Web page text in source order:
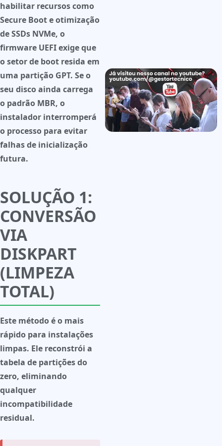
habilitar recursos como
Secure Boote otimização
de SSDs NVMe, o
firmware UEFI exige que
o setor de boot resida em
uma partição GPT. Se o
seu disco ainda carrega
o padrão MBR, o
instalador interromperá
o processo para evitar
falhas de inicialização
futura.
SOLUÇÃO 1:
CONVERSÃO
VIA
DISKPART
(LIMPEZA
TOTAL)
Este método é o mais
rápido para instalações
limpas. Ele reconstrói a
tabela de partições do
zero, eliminando
qualquer
incompatibilidade
residual.